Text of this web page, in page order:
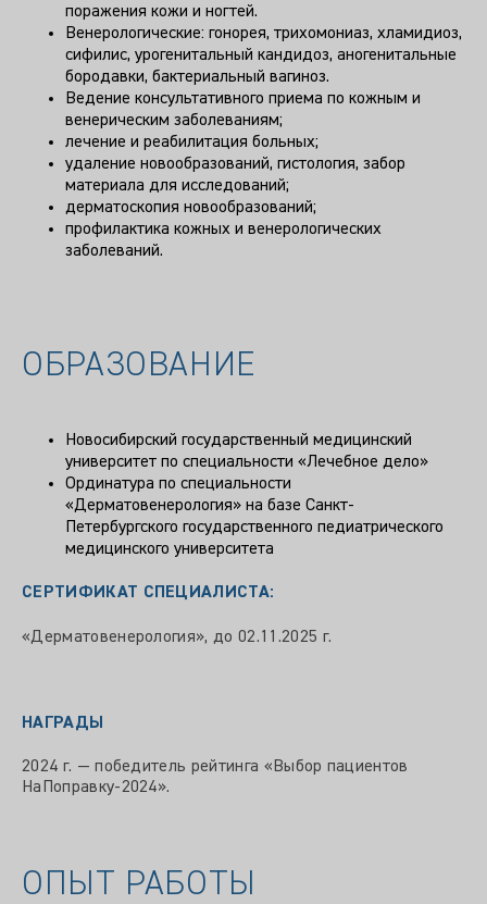
поражения кожи и ногтей.
Венерологические: гонорея, трихомониаз, хламидиоз,
сифилис, урогенитальный кандидоз, аногенитальные
бородавки, бактериальный вагиноз.
Ведение консультативного приема по кожным и
венерическим заболеваниям;
лечение и реабилитация больных;
удаление новообразований, гистология, забор
материала для исследований;
дерматоскопия новообразований;
профилактика кожных и венерологических
заболеваний.
ОБРАЗОВАНИЕ
Новосибирский государственный медицинский
университет по специальности «Лечебное дело»
Ординатура по специальности
«Дерматовенерология» на базе Санкт-
Петербургского государственного педиатрического
медицинского университета
СЕРТИФИКАТ СПЕЦИАЛИСТА:
«Дерматовенерология», до 02.11.2025 г.
НАГРАДЫ
2024 г. — победитель рейтинга «Выбор пациентов
НаПоправку-2024».
ОПЫТ РАБОТЫ